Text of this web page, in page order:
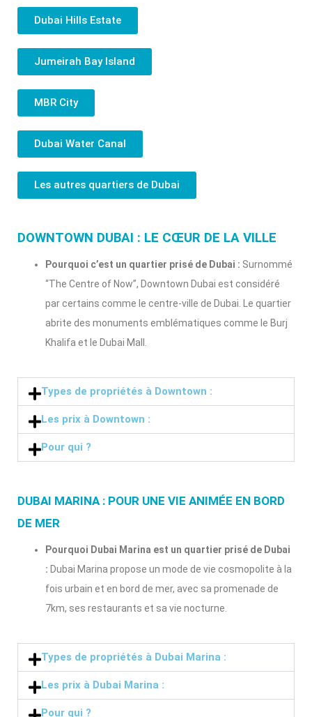
Dubai Hills Estate
Jumeirah Bay Island
MBR City
Dubai Water Canal
Les autres quartiers de Dubai
DOWNTOWN DUBAI : LE CŒUR DE LA VILLE
Pourquoi c’est un quartier prisé de Dubai : Surnommé
“The Centre of Now”, Downtown Dubai est considéré
par certains comme le centre-ville de Dubai. Le quartier
abrite des monuments emblématiques comme le Burj
Khalifa et le Dubai Mall.
Types de propriétés à Downtown :
Les prix à Downtown :
Pour qui ?
DUBAI MARINA : POUR UNE VIE ANIMÉE EN BORD
DE MER
Pourquoi Dubai Marina est un quartier prisé de Dubai
: Dubai Marina propose un mode de vie cosmopolite à la
fois urbain et en bord de mer, avec sa promenade de
7km, ses restaurants et sa vie nocturne.
Types de propriétés à Dubai Marina :
Les prix à Dubai Marina :
Pour qui ?